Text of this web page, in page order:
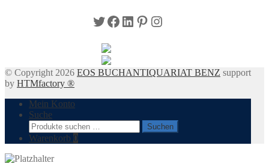
Twitter
Facebook
LinkedIn
Pinterest
Instagram
© Copyright 2026 EOS BUCHANTIQUARIAT BENZ support
by HTMfactory ®
Mein Konto
Suche
Suchen
nach:
Suchen
Warenkorb 0